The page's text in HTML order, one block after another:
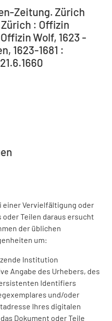
Zeitung. Zürich
: Offizin
Wolf, 1623 -
1623-1681 :
einer Vervielfältigung oder
Teilen daraus ersucht
der üblichen
um:
Institution
Angabe des Urhebers, des
Identifiers
und/oder
Ihres digitalen
Dokument oder Teile